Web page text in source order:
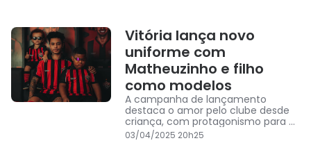
Vitória lança novo
uniforme com
Matheuzinho e filho
como modelos
A campanha de lançamento
destaca o amor pelo clube desde
criança, com protagonismo para o
filho de Matheuzinho
03/04/2025 20h25